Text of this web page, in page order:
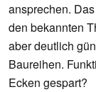
ansprechen.
den bekannten
aber deutlich
Baureihen.
Ecken gespart?